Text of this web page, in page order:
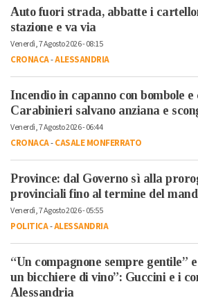
Auto fuori strada, abbatte i
stazione e va via
Venerdì, 7 Agosto 2026 - 08:15
CRONACA-ALESSANDRIA
Incendio in capanno con bombole
Carabinieri salvano anziana e
Venerdì, 7 Agosto 2026 - 06:44
CRONACA-CASALE MONFERRATO
Province: dal Governo sì alla
provinciali fino al termine del
Venerdì, 7 Agosto 2026 - 05:55
POLITICA-ALESSANDRIA
“Un compagnone sempre gentile”
un bicchiere di vino”: Guccini e i
Alessandria